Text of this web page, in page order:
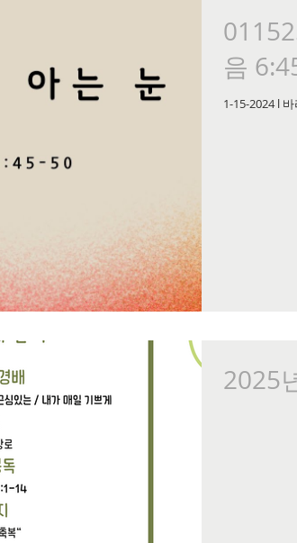
음
1-15-2024 l
2025